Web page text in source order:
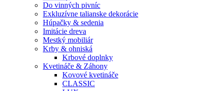
Do vinných pivníc
Exkluzívne talianske dekorácie
Húpačky & sedenia
Imitácie dreva
Mestký mobiliár
Krby & ohniská
Krbové doplnky
Kvetináče & Záhony
Kovové kvetináče
CLASSIC